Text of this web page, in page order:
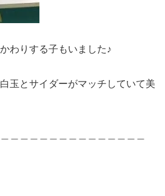
わりする子もいました♪
玉とサイダーがマッチしていて美